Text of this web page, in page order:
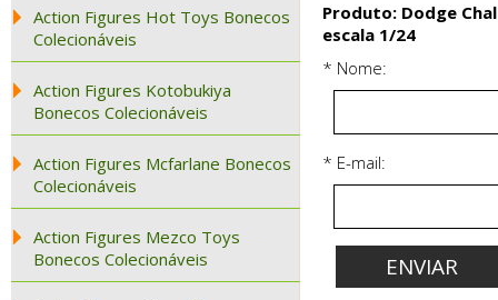
Action Figures Hot Toys Bonecos
Colecionáveis
Action Figures Kotobukiya
Bonecos Colecionáveis
Action Figures Mcfarlane Bonecos
Colecionáveis
Action Figures Mezco Toys
Bonecos Colecionáveis
Produto: Dodge
escala 1/24
* Nome:
* E-mail: